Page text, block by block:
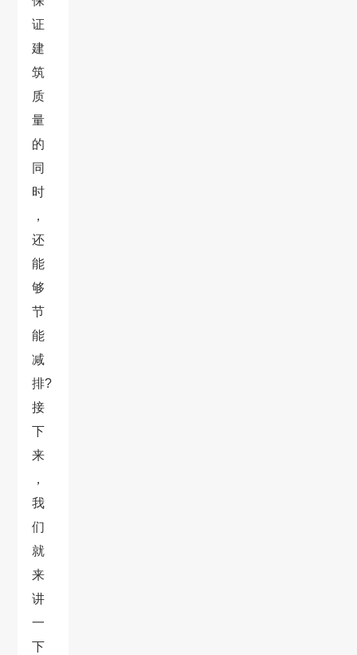
证
建
筑
质
量
的
同
时
，
还
能
够
节
能
减
排?
接
下
来
，
我
们
就
来
讲
一
下